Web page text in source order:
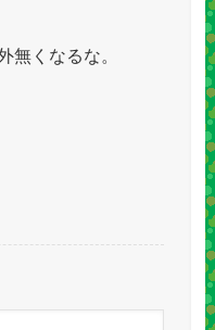
無くなるな。